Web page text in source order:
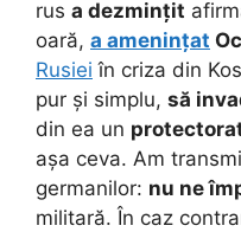
rus a dezmințit
oară, a amenințat
Rusiei în criza din
pur și simplu, să
din ea un
așa ceva. Am
germanilor: nu ne
militară. În caz